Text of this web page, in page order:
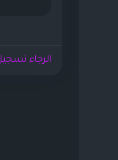
الرجاء